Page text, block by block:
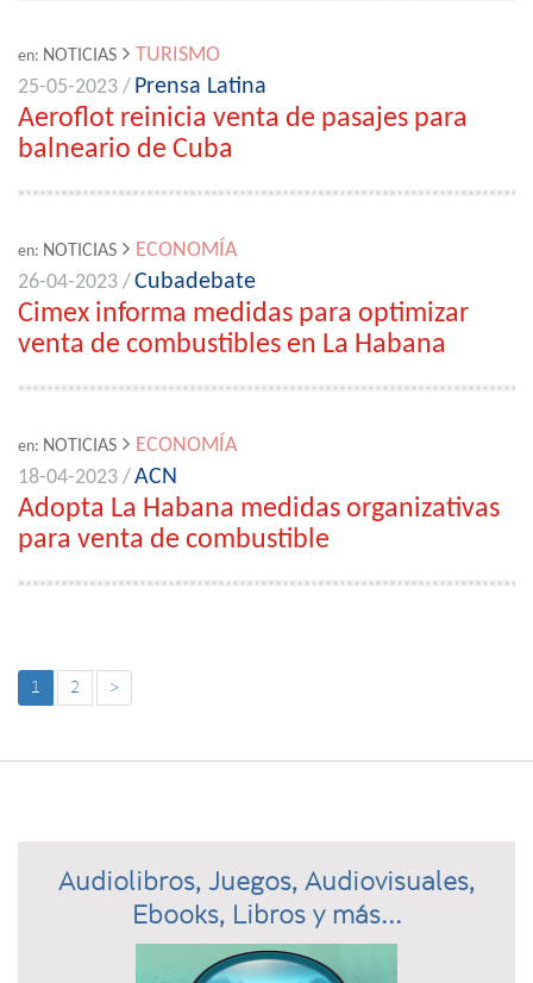
en: NOTICIAS
TURISMO
25-05-2023 / Prensa Latina
Aeroflot reinicia venta de pasajes para
balneario de Cuba
en: NOTICIAS
ECONOMÍA
26-04-2023 /Cubadebate
Cimex informa medidas para optimizar
venta de combustibles en La Habana
en: NOTICIAS
ECONOMÍA
18-04-2023 /ACN
Adopta La Habana medidas organizativas
para venta de combustible
1 2 >
Audiolibros, Juegos, Audiovisuales,
Ebooks, Libros y más...